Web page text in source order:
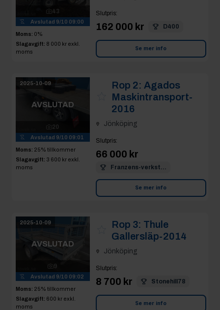
43
Avslutad 9/10 09:00
Moms: 0%
Slagavgift: 8 000 kr exkl.
moms
Slutpris:
162 000 kr D400
Se mer info
2025-10-09
AVSLUTAD
20
Avslutad 9/10 09:01
Moms: 25% tillkommer
Slagavgift: 3 600 kr exkl.
moms
Rop 2: Agados
Maskintransport-
2016
Jönköping
Slutpris:
66 000 kr
Franzens-verkst...
Se mer info
2025-10-09
AVSLUTAD
9
Avslutad 9/10 09:02
Moms: 25% tillkommer
Slagavgift: 600 kr exkl.
moms
Rop 3: Thule
Gallersläp-2014
Jönköping
Slutpris:
8 700 kr Stonehill78
Se mer info